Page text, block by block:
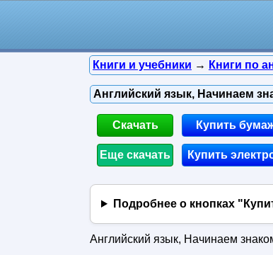
Книги и учебники → Книги по
Английский язык, Начинаем
Скачать
Еще скачать
Купить
Купить
Подробнее о кнопках
Английский язык, Начинаем